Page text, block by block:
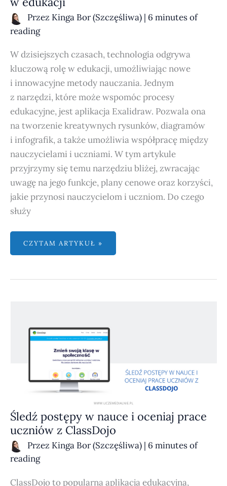
Przez Kinga Bor (Szczęśliwa) | 6 minutes of
reading
W dzisiejszych czasach, technologia odgrywa
kluczową rolę w edukacji, umożliwiając nowe
i innowacyjne metody nauczania. Jednym
z narzędzi, które może wspomóc procesy
edukacyjne, jest aplikacja Exalidraw. Pozwala ona
na tworzenie kreatywnych rysunków, diagramów
i infografik, a także umożliwia współpracę między
nauczycielami i uczniami. W tym artykule
przyjrzymy się temu narzędziu bliżej, zwracając
uwagę na jego funkcje, plany cenowe oraz korzyści,
jakie przynosi nauczycielom i uczniom. Do czego
służy
CZYTAM ARTYKUŁ »
Śledź postępy w nauce i oceniaj prace
uczniów z ClassDojo
Przez Kinga Bor (Szczęśliwa) | 6 minutes of
reading
ClassDojo to popularna aplikacja edukacyjna,
PRACE
UCZNIÓW
Z CLASSDOJO